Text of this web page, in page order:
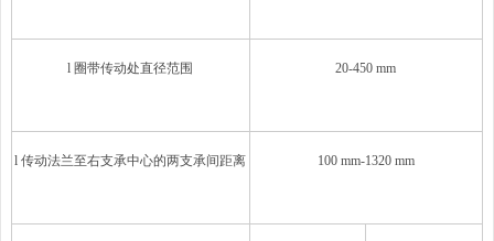
l 圈带传动处直径范围 20-450 mm
l 传动法兰至右支承中心的两支承间距离 100 mm-1320 mm